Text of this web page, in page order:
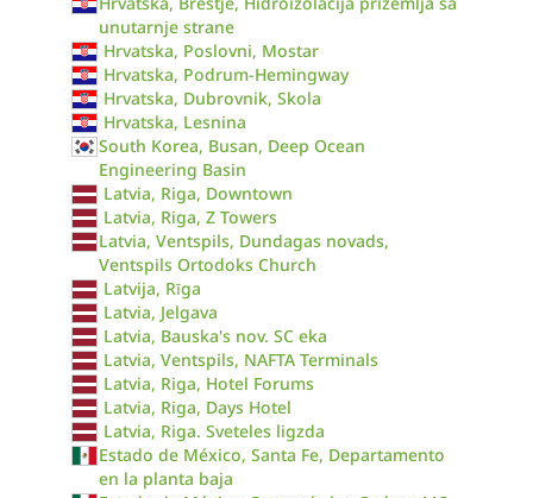
unutarnje strane
Hrvatska, Poslovni, Mostar
Hrvatska, Podrum-Hemingway
Hrvatska, Dubrovnik, Skola
Hrvatska, Lesnina
South Korea, Busan, Deep Ocean
Engineering Basin
Latvia, Riga, Downtown
Latvia, Riga, Z Towers
Latvia, Ventspils, Dundagas novads,
Ventspils Ortodoks Church
Latvija, Rīga
Latvia, Jelgava
Latvia, Bauska's nov. SC eka
Latvia, Ventspils, NAFTA Terminals
Latvia, Riga, Hotel Forums
Latvia, Riga, Days Hotel
Latvia, Riga. Sveteles ligzda
Estado de México, Santa Fe, Departamento
en la planta baja